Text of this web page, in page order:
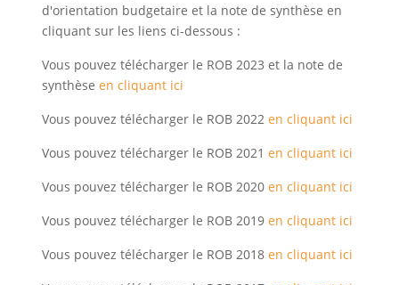
d'orientation budgetaire et la note de synthèse en
cliquant sur les liens ci-dessous :
Vous pouvez télécharger le ROB 2023 et la note de
synthèse en cliquant ici
Vous pouvez télécharger le ROB 2022 en cliquant ici
Vous pouvez télécharger le ROB 2021 en cliquant ici
Vous pouvez télécharger le ROB 2020 en cliquant ici
Vous pouvez télécharger le ROB 2019 en cliquant ici
Vous pouvez télécharger le ROB 2018 en cliquant ici